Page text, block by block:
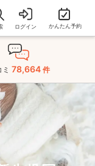
ログイン かんたん予約
78,664 件